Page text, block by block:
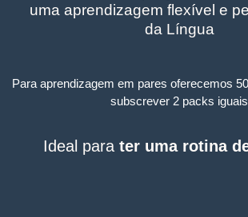
uma aprendizagem flexível e
da Língua
Para aprendizagem em pares oferecemos
subscrever 2 packs iguais
Ideal para ter uma rotina